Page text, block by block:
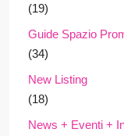
(19)
Guide Spazio
(34)
New Listing
(18)
News + Eventi +